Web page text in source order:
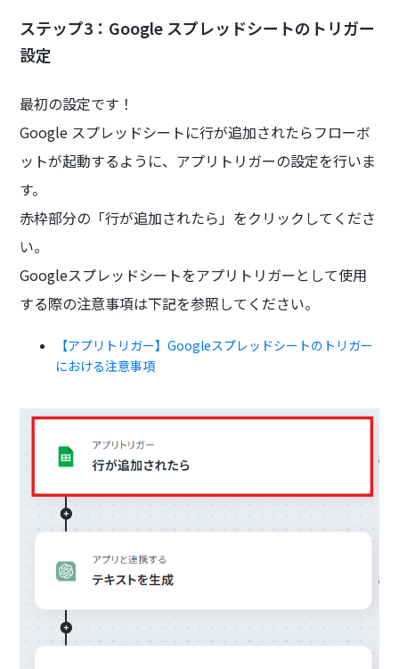
ステップ3：Google スプレッドシートのトリガー
設定
最初の設定です！
Google スプレッドシートに行が追加されたらフローボ
ットが起動するように、アプリトリガーの設定を行いま
す。
赤枠部分の「行が追加されたら」をクリックしてくださ
い。
Googleスプレッドシートをアプリトリガーとして使用
する際の注意事項は下記を参照してください。
【アプリトリガー】Googleスプレッドシートのトリガー
における注意事項